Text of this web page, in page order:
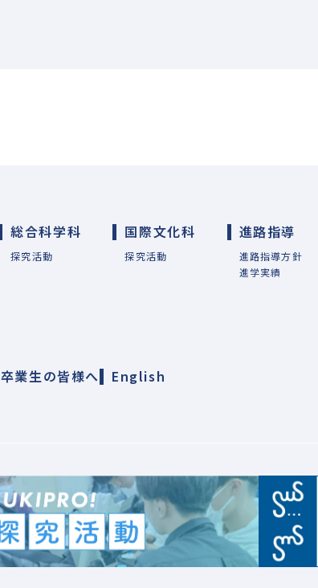
総合科学科
探究活動
国際文化科
探究活動
進路指導
進路指導方針
進学実績
卒業生の皆様へ English